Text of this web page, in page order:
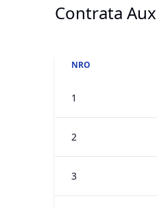
Contrata
NRO
1
2
3